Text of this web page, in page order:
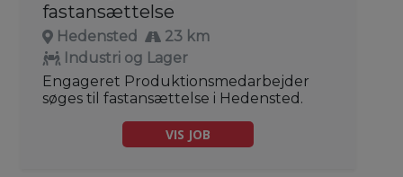
fastansættelse
Hedensted
23 km
Industri og Lager
Engageret Produktionsmedarbejder
søges til fastansættelse i Hedensted.
VIS JOB